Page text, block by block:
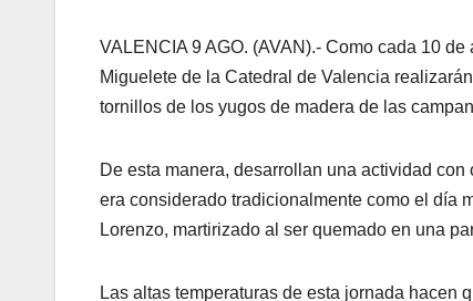
VALENCIA 9 AGO. (AVAN).- Como cada 10
Miguelete de la Catedral de Valencia
tornillos de los yugos de madera de las
De esta manera, desarrollan una actividad
era considerado tradicionalmente como el día
Lorenzo, martirizado al ser quemado en una
Las altas temperaturas de esta jornada hacen